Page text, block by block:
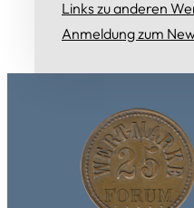
Links zu anderen
Anmeldung zum